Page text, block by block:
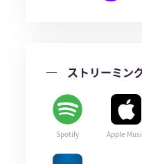
ストリーミン
Spotify Apple